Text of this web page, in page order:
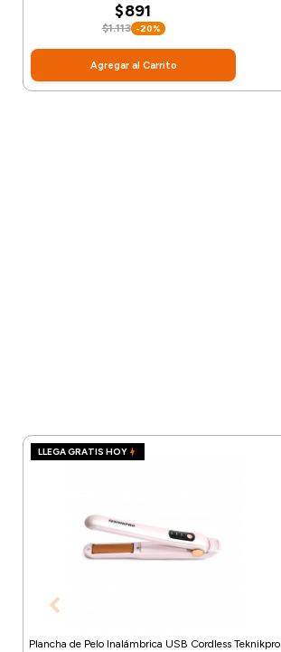
$891
$1.113 -20%
Agregar al Carrito
LLEGA GRATIS HOY
Plancha de Pelo Inalámbrica USB Cordless Teknikpro